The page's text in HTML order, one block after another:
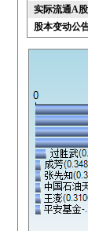
实际流通A
股本变动公